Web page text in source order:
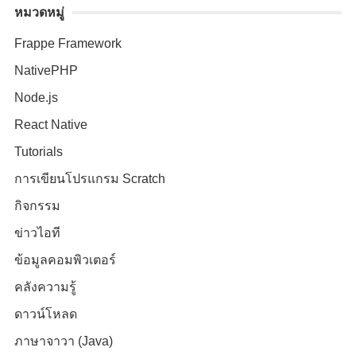
หมวดหมู่
Frappe Framework
NativePHP
Node.js
React Native
Tutorials
การเขียนโปรแกรม Scratch
กิจกรรม
ข่าวไอที
ข้อมูลคอมพิวเตอร์
คลังความรู้
ดาวน์โหลด
ภาษาจาวา (Java)